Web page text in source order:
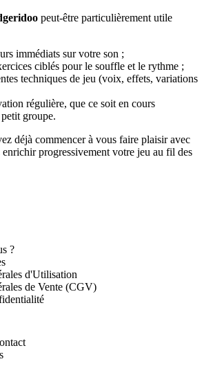
peut-être particulièrement utile
immédiats sur votre son ;
ciblés pour le souffle et le rythme ;
techniques de jeu (voix, effets, variations
régulière, que ce soit en cours
groupe.
déjà commencer à vous faire plaisir avec
enrichir progressivement votre jeu au fil des
?
d'Utilisation
de Vente (CGV)